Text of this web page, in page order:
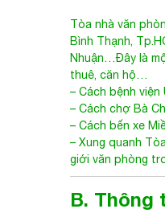
Bình Thạnh,
Nhuận…Đây là
thuê, căn hộ…
– Cách bệnh viện
– Cách chợ Bà
– Cách bến xe
– Xung quanh
giới văn phòng
B.